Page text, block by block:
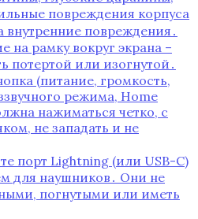
повреждения корпуса
внутренние повреждения․
на рамку вокруг экрана –
потертой или изогнутой․
(питание, громкость,
режима, Home
нажиматься четко, с
не западать и не
порт Lightning (или USB-C)
для наушников․ Они не
погнутыми или иметь